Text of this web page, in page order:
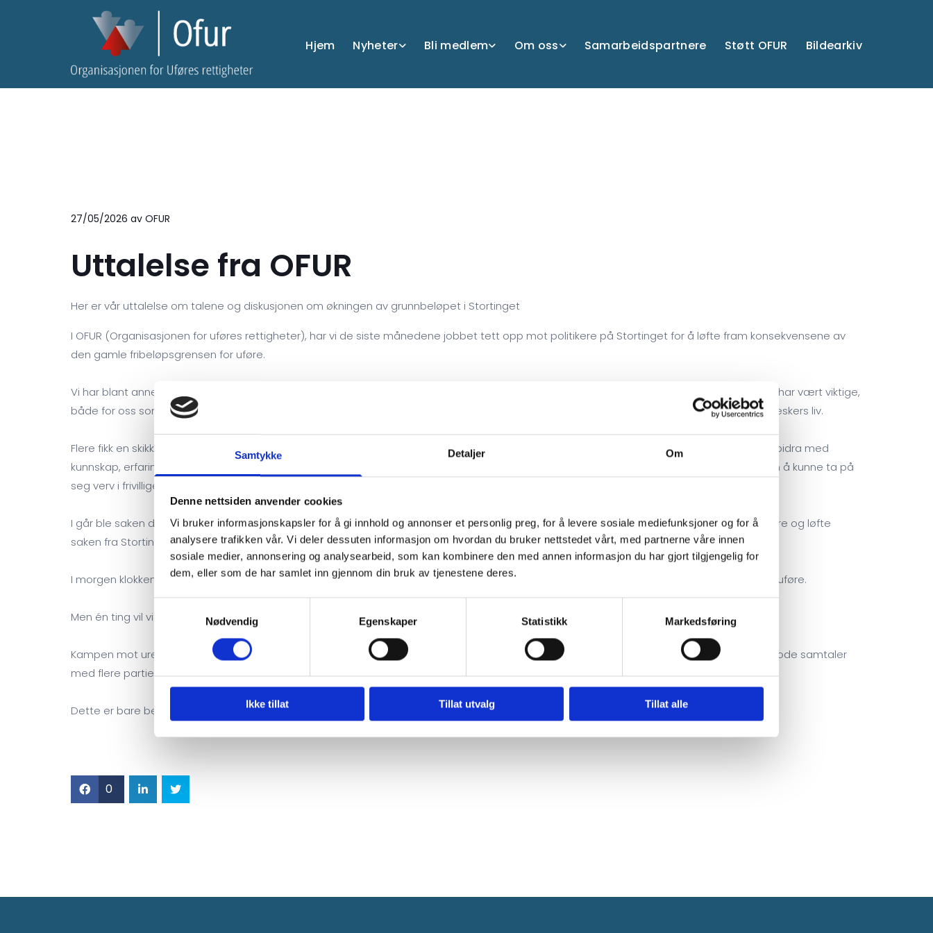
Samtykke Detaljer Om
Denne nettsiden anvender cookies
Vi bruker informasjonskapsler for å gi innhold og annonser et personlig preg, for å levere sosiale mediefunksjoner og for å
analysere trafikken vår. Vi deler dessuten informasjon om hvordan du bruker nettstedet vårt, med partnerne våre innen
sosiale medier, annonsering og analysearbeid, som kan kombinere den med annen informasjon du har gjort tilgjengelig for
dem, eller som de har samlet inn gjennom din bruk av tjenestene deres.
Nødvendig
Egenskaper Statistikk Markedsføring
Ikke tillat Tillat utvalg Tillat alle
Hjem Nyheter Bli medlem Om oss Samarbeidspartnere Støtt OFUR Bildearkiv
27/05/2026 av OFUR
Uttalelse fra OFUR
Her er vår uttalelse om talene og diskusjonen om økningen av grunnbeløpet i Stortinget
I OFUR (Organisasjonen for uføres rettigheter), har vi de siste månedene jobbet tett opp mot politikere på Stortinget for å løfte fram konsekvensene av
den gamle fribeløpsgrensen for uføre.
Vi har blant annet hatt gode og lærerike samtaler med Agnes Nærland (Ap), Marian Hussein (SV) og Julia Brännström (FrP). Disse møtene har vært viktige,
både for oss som har delt våre erfaringer, men også for de folkevalgte som har fått innsikt i hvordan regelverket faktisk har påvirket menneskers liv.
Flere fikk en skikkelig aha-opplevelse da de fikk høre hvor mye den gamle fribeløpsgrensen hindret uføre fra å delta. Mange som ønsket å bidra med
kunnskap, erfaring og ressurser turte rett og slett ikke, fordi de risikerte trekk i uføretrygden. Det handlet ikke bare om arbeid, men også om å kunne ta på
seg verv i frivillige organisasjoner eller politiske verv uten frykt for økonomiske konsekvenser.
I går ble saken diskutert på Stortinget, og vi vil rette en stor takk til disse flotte damene som tok seg tid til å møte oss, lytte til historiene våre og løfte
saken fra Stortingets talerstol.
I morgen klokken 14:00 skal saken vedtas formelt, og vi i OFUR sitter klare med kald Mozell og fyrstekake for å feire en viktig seier for mange uføre.
Men én ting vil vi aldri slutte å understreke:
Kampen mot urettferdighet overfor uføre er ikke over. Vi kommer til å fortsette dialogen med politikerne fremover, og vi håper også å få gode samtaler
med flere partier som vi ikke har rukket å møte denne gangen.
Dette er bare begynnelsen.
0